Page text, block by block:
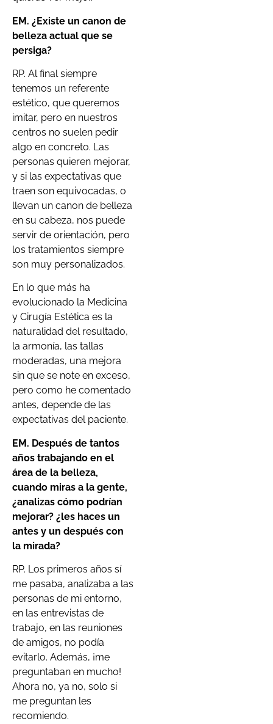
EM. ¿Existe un canon de
belleza actual que se
persiga?
RP. Al final siempre
tenemos un referente
estético, que queremos
imitar, pero en nuestros
centros no suelen pedir
algo en concreto. Las
personas quieren mejorar,
y si las expectativas que
traen son equivocadas, o
llevan un canon de belleza
en su cabeza, nos puede
servir de orientación, pero
los tratamientos siempre
son muy personalizados.
En lo que más ha
evolucionado la Medicina
y Cirugía Estética es la
naturalidad del resultado,
la armonía, las tallas
moderadas, una mejora
sin que se note en exceso,
pero como he comentado
antes, depende de las
expectativas del paciente.
EM. Después de tantos
años trabajando en el
área de la belleza,
cuando miras a la gente,
¿analizas cómo podrían
mejorar? ¿les haces un
antes y un después con
la mirada?
RP. Los primeros años sí
me pasaba, analizaba a las
personas de mi entorno,
en las entrevistas de
trabajo, en las reuniones
de amigos, no podía
evitarlo. Además, ¡me
preguntaban en mucho!
Ahora no, ya no, solo si
me preguntan les
recomiendo.